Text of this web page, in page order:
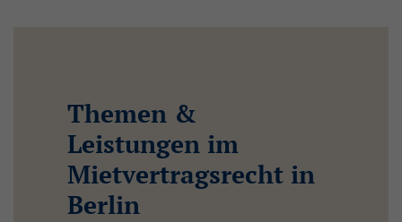
Themen &
Leistungen im
Mietvertragsrecht in
Berlin